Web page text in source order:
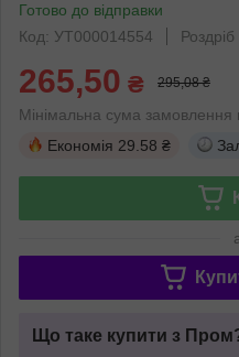
Готово до відправки
Код: УТ000014554
Роздріб
265,50 ₴ 295,08 ₴
Мінімальна сума
Економія 29.58 ₴
Що таке купити з